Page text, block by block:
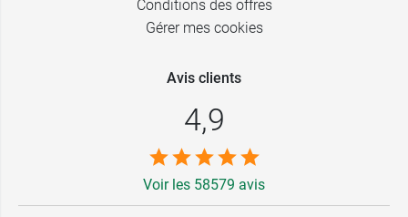
Conditions des offres
Gérer mes cookies
Avis clients
4,9
Voir les 58579 avis